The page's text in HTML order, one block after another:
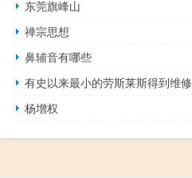
东莞旗峰山
禅宗思想
鼻辅音有哪些
有史以来最小的劳斯莱斯得到维修
杨增权